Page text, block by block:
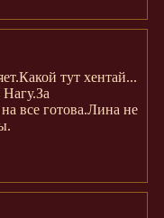
тут хентай...
все готова.Лина не